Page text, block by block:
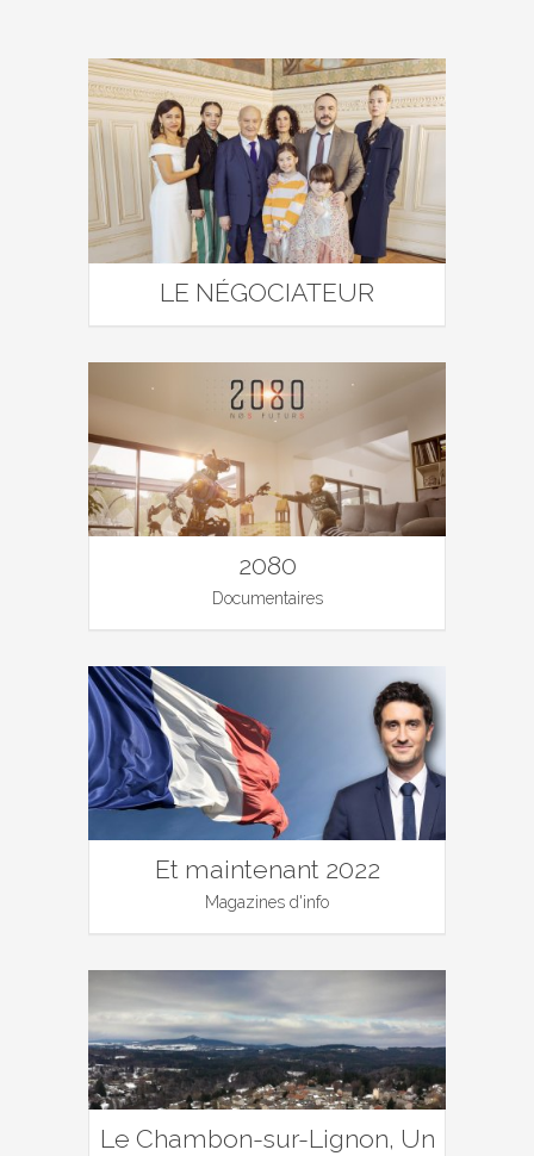
LE NÉGOCIATEUR
2080
Documentaires
Et maintenant 2022
Magazines d'info
Le Chambon-sur-Lignon, Un